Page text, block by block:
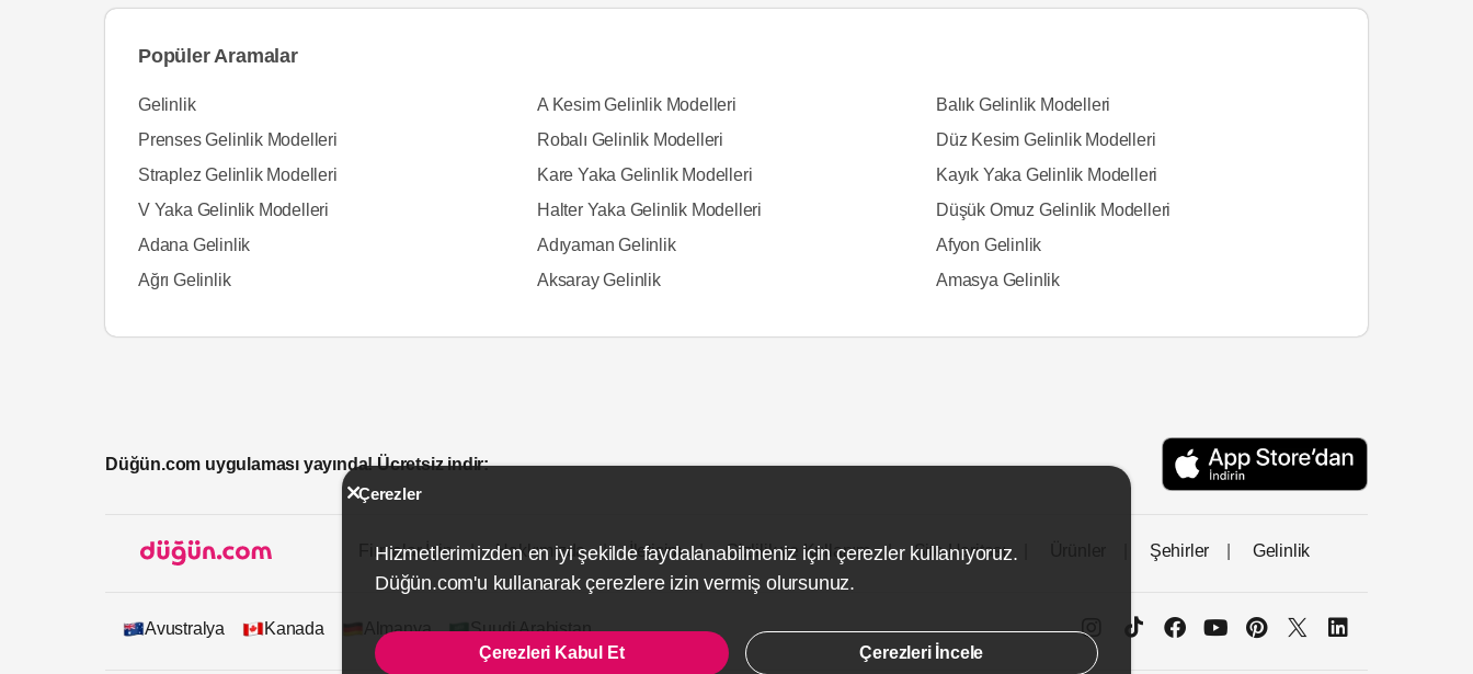
Popüler Aramalar
Gelinlik A Kesim Gelinlik Modelleri
Balık Gelinlik Modelleri
Prenses Gelinlik Modelleri
Robalı Gelinlik Modelleri
Düz Kesim Gelinlik Modelleri
Straplez Gelinlik Modelleri
Kare Yaka Gelinlik Modelleri
Kayık Yaka Gelinlik Modelleri
V Yaka Gelinlik Modelleri
Halter Yaka Gelinlik Modelleri
Düşük Omuz Gelinlik Modelleri
Adana Gelinlik
Adıyaman Gelinlik
Afyon Gelinlik
Ağrı Gelinlik
Aksaray Gelinlik Amasya Gelinlik
Düğün.com uygulaması yayında! Ücretsiz indir:
Firmalar İçin Hakkımızda İletişim Gizlilik ve Kullanım Site Haritası Şehirler Gelinlik
Avustralya Kanada Almanya Suudi Arabistan
Çerezler
Hizmetlerimizden en iyi şekilde faydalanabilmeniz için çerezler kullanıyoruz.
Düğün.com'u kullanarak çerezlere izin vermiş olursunuz.
Çerezleri Kabul Et Çerezleri İncele